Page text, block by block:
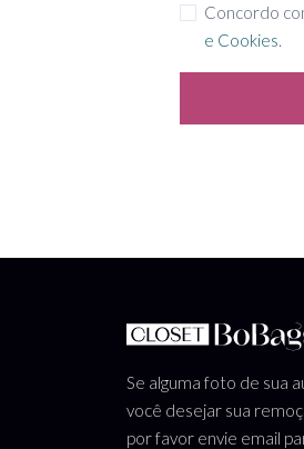
Concordo
e Cookies.
Se alguma foto de sua
você desejar sua
por favor envie email